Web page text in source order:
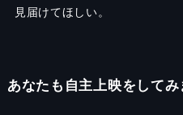
見届けてほしい。
あなたも自主上映をして